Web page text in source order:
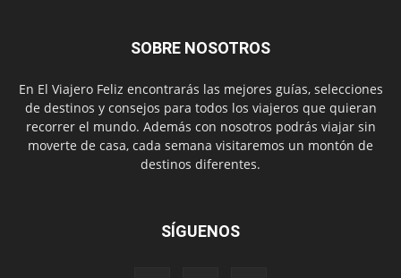
SOBRE NOSOTROS
En El Viajero Feliz encontrarás las mejores guías, selecciones
de destinos y consejos para todos los viajeros que quieran
recorrer el mundo. Además con nosotros podrás viajar sin
moverte de casa, cada semana visitaremos un montón de
destinos diferentes.
SÍGUENOS